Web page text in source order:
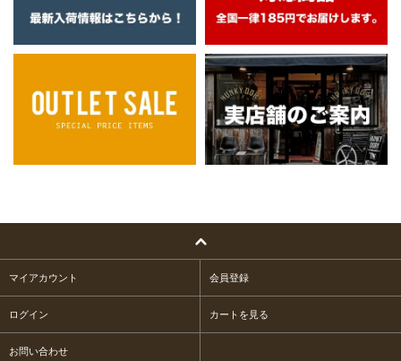
マイアカウント 会員登録
ログイン カートを見る
お問い合わせ